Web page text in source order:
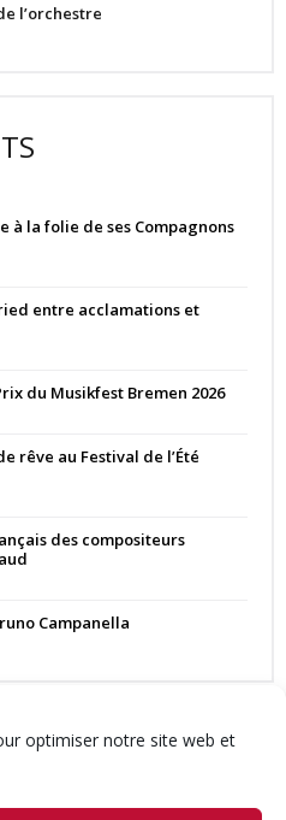
optimiser notre site web et
l’orchestre
à la folie de ses Compagnons
entre acclamations et
du Musikfest Bremen 2026
rêve au Festival de l’Été
des compositeurs
Campanella